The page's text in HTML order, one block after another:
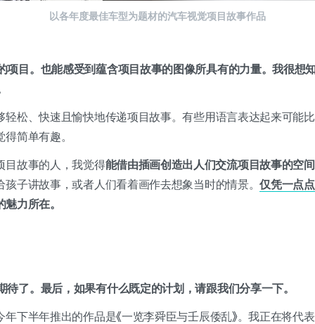
以各年度最佳车型为题材的汽车视觉项目故事作品
项目。也能感受到蕴含项目故事的图像所具有的力量。我很想
轻松、快速且愉快地传递项目故事。有些用语言表达起来可能
简单有趣。
目故事的人，我觉得能借由插画创造出人们交流项目故事的空
孩子讲故事，或者人们看着画作去想象当时的情景。仅凭一点
力所在。
待了。最后，如果有什么既定的计划，请跟我们分享一下。
下半年推出的作品是《一览李舜臣与壬辰倭乱》。我正在将代